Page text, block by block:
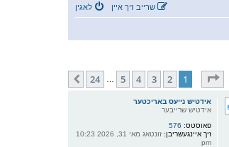
לאגין שרייב זיך איין
פון24
1
2
3
4
5
24
קומענדיגע
אידטיש נייעס באריכטער
אידטיש שרייבער
פאוסטס: 576
זיך איינגעשריבן:
זונטאג מאי 31, 2026 10:23
pm